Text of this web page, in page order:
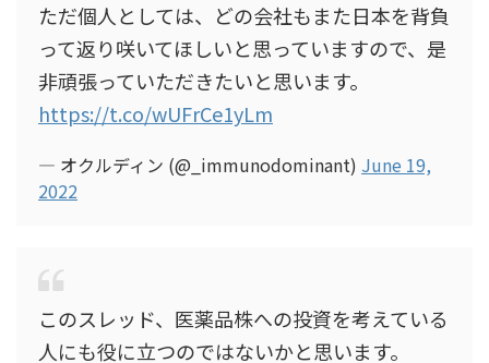
ただ個人としては、どの会社もまた日本を背負
って返り咲いてほしいと思っていますので、是
非頑張っていただきたいと思います。
https://t.co/wUFrCe1yLm
— オクルディン (@_immunodominant) June 19,
2022
このスレッド、医薬品株への投資を考えている
人にも役に立つのではないかと思います。